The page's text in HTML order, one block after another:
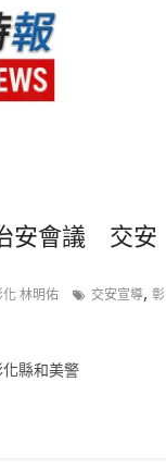
安會議 交安
林明佑 交安宣導,彰
化縣和美警